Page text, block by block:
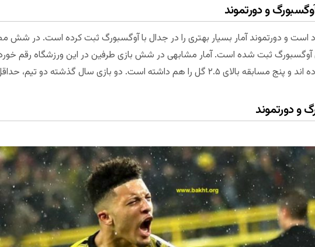
و دورتموند
است و دورتموند آمار بسیار بهتری را در جدال با آوگسبورگ ثبت کرده است. در شش
آوگسبورگ ثبت شده است. آمار مشابهی در شش بازی طرفین در این ورزشگاه رقم
است. دو بازی سال گذشته دو تیم، حداقل ۶ گل در هر بازی ثبت کرد.
و دورتموند